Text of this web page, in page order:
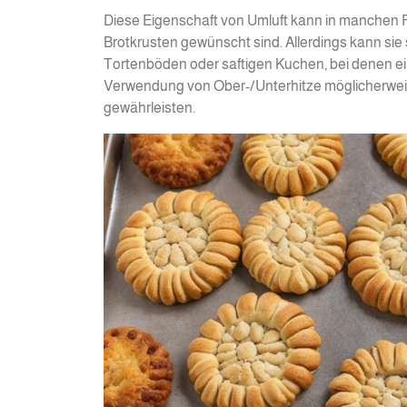
Diese Eigenschaft von Umluft kann in
Brotkrusten gewünscht sind. Allerdings kann
Tortenböden oder saftigen Kuchen, bei denen
Verwendung von Ober-/Unterhitze
gewährleisten.